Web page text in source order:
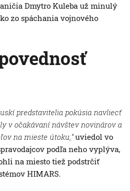
Dmytro Kuleba už minulý
zo spáchania vojnového
predstavitelia pokúsia navliecť
v očakávaní návštev novinárov a
na mieste útoku,“uviedol vo
podľa neho vyplýva,
na miesto tiež podstrčiť
HIMARS.